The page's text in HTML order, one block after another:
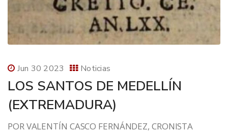
Jun 30 2023 Noticias
LOS SANTOS DE MEDELLÍN
(EXTREMADURA)
POR VALENTÍN CASCO FERNÁNDEZ, CRONISTA